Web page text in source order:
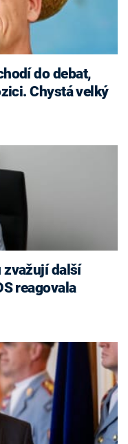
do debat,
Chystá velký
reagovala